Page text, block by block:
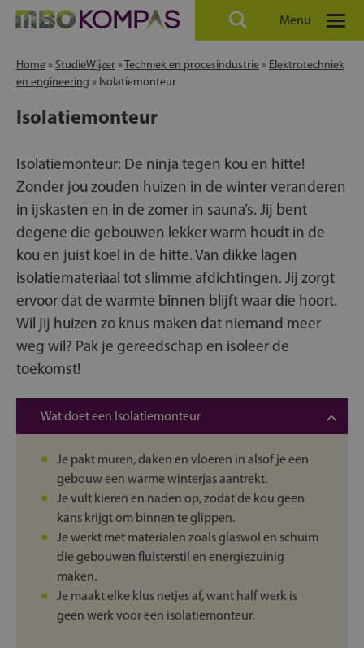
Menu
Home » StudieWijzer » Techniek en procesindustrie » Elektrotechniek
en engineering » Isolatiemonteur
Isolatiemonteur
Isolatiemonteur: De ninja tegen kou en hitte!
Zonder jou zouden huizen in de winter veranderen
in ijskasten en in de zomer in sauna’s. Jij bent
degene die gebouwen lekker warm houdt in de
kou en juist koel in de hitte. Van dikke lagen
isolatiemateriaal tot slimme afdichtingen. Jij zorgt
ervoor dat de warmte binnen blijft waar die hoort.
Wil jij huizen zo knus maken dat niemand meer
weg wil? Pak je gereedschap en isoleer de
toekomst!
Wat doet een Isolatiemonteur
Je pakt muren, daken en vloeren in alsof je een
gebouw een warme winterjas aantrekt.
Je vult kieren en naden op, zodat de kou geen
kans krijgt om binnen te glippen.
Je werkt met materialen zoals glaswol en schuim
die gebouwen fluisterstil en energiezuinig
maken.
Je maakt elke klus netjes af, want half werk is
geen werk voor een isolatiemonteur.